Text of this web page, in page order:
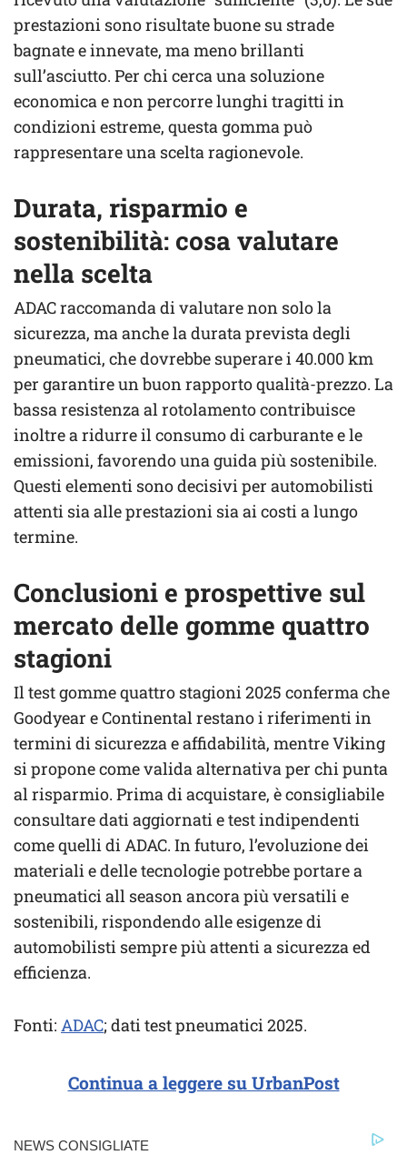
prestazioni sono risultate buone su strade
bagnate e innevate, ma meno brillanti
sull’asciutto. Per chi cerca una soluzione
economica e non percorre lunghi tragitti in
condizioni estreme, questa gomma può
rappresentare una scelta ragionevole.
Durata, risparmio e
sostenibilità: cosa valutare
nella scelta
ADAC raccomanda di valutare non solo la
sicurezza, ma anche la durata prevista degli
pneumatici, che dovrebbe superare i 40.000 km
per garantire un buon rapporto qualità-prezzo. La
bassa resistenza al rotolamento contribuisce
inoltre a ridurre il consumo di carburante e le
emissioni, favorendo una guida più sostenibile.
Questi elementi sono decisivi per automobilisti
attenti sia alle prestazioni sia ai costi a lungo
termine.
Conclusioni e prospettive sul
mercato delle gomme quattro
stagioni
Il test gomme quattro stagioni 2025 conferma che
Goodyear e Continental restano i riferimenti in
termini di sicurezza e affidabilità, mentre Viking
si propone come valida alternativa per chi punta
al risparmio. Prima di acquistare, è consigliabile
consultare dati aggiornati e test indipendenti
come quelli di ADAC. In futuro, l’evoluzione dei
materiali e delle tecnologie potrebbe portare a
pneumatici all season ancora più versatili e
sostenibili, rispondendo alle esigenze di
automobilisti sempre più attenti a sicurezza ed
efficienza.
Fonti: ADAC; dati test pneumatici 2025.
Continua a leggere su UrbanPost